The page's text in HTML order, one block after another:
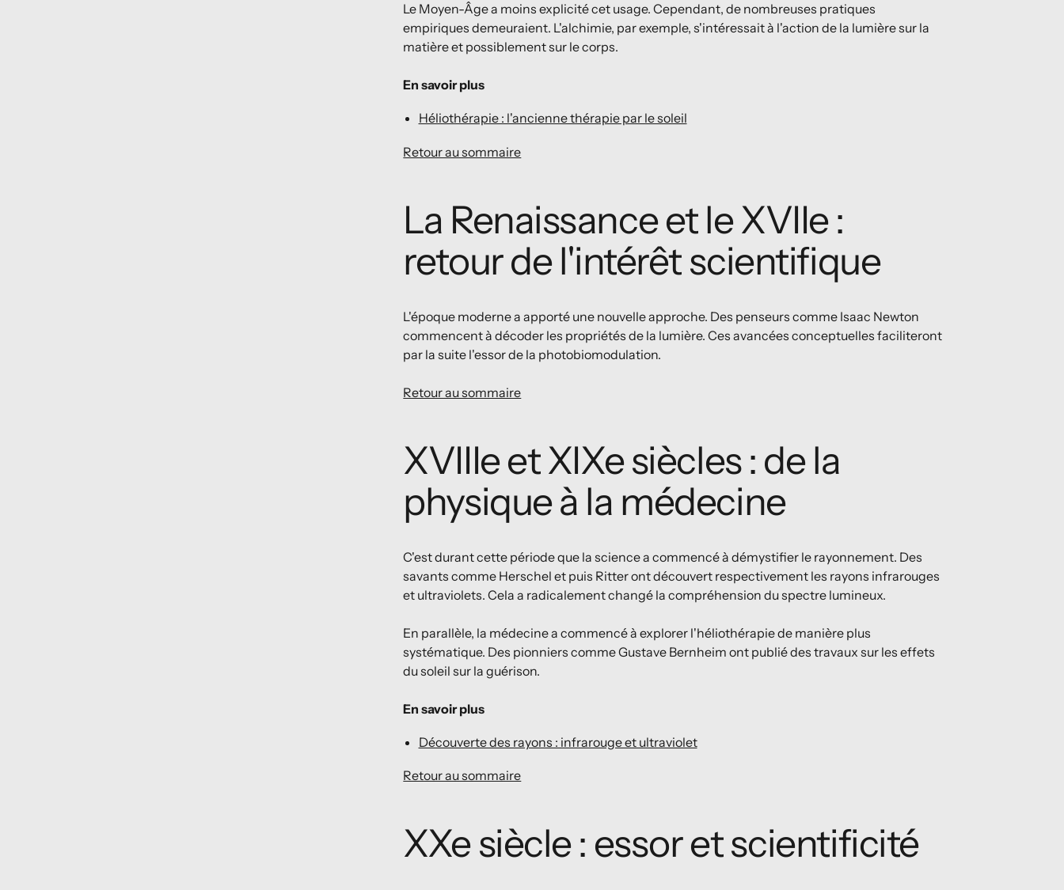
Le Moyen-Âge a moins explicité cet usage. Cependant, de nombreuses pratiques
empiriques demeuraient. L'alchimie, par exemple, s'intéressait à l'action de la lumière sur la
matière et possiblement sur le corps.
En savoir plus
Héliothérapie : l'ancienne thérapie par le soleil
Retour au sommaire
La Renaissance et le XVIIe :
retour de l'intérêt scientifique
L'époque moderne a apporté une nouvelle approche. Des penseurs comme Isaac Newton
commencent à décoder les propriétés de la lumière. Ces avancées conceptuelles faciliteront
par la suite l'essor de la photobiomodulation.
Retour au sommaire
XVIIIe et XIXe siècles : de la
physique à la médecine
C'est durant cette période que la science a commencé à démystifier le rayonnement. Des
savants comme Herschel et puis Ritter ont découvert respectivement les rayons infrarouges
et ultraviolets. Cela a radicalement changé la compréhension du spectre lumineux.
En parallèle, la médecine a commencé à explorer l'héliothérapie de manière plus
systématique. Des pionniers comme Gustave Bernheim ont publié des travaux sur les effets
du soleil sur la guérison.
En savoir plus
Découverte des rayons : infrarouge et ultraviolet
Retour au sommaire
XXe siècle : essor et scientificité